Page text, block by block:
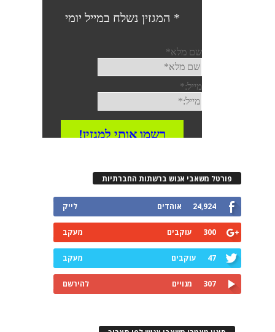
פורטל משאבי אנוש ברשתות החברתיות
24,924 אוהדים לייק
300 עוקבים מעקב
47 עוקבים מעקב
307 מנויים להירשם